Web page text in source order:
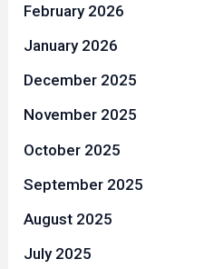
February 2026
January 2026
December 2025
November 2025
October 2025
September 2025
August 2025
July 2025